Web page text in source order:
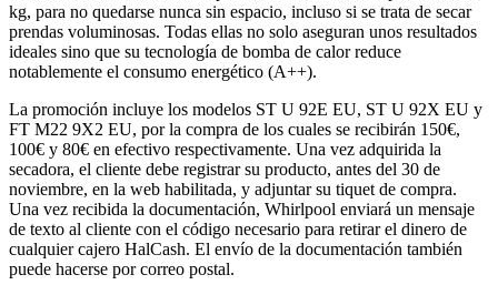
kg, para no quedarse nunca sin espacio, incluso si se trata de secar
prendas voluminosas. Todas ellas no solo aseguran unos resultados
ideales sino que su tecnología de bomba de calor reduce
notablemente el consumo energético (A++).
La promoción incluye los modelos ST U 92E EU, ST U 92X EU y
FT M22 9X2 EU, por la compra de los cuales se recibirán 150€,
100€ y 80€ en efectivo respectivamente. Una vez adquirida la
secadora, el cliente debe registrar su producto, antes del 30 de
noviembre, en la web habilitada, y adjuntar su tiquet de compra.
Una vez recibida la documentación, Whirlpool enviará un mensaje
de texto al cliente con el código necesario para retirar el dinero de
cualquier cajero HalCash. El envío de la documentación también
puede hacerse por correo postal.